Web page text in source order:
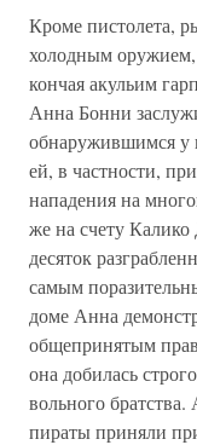
Кроме пистолета,
холодным оружием,
кончая акульим
Анна Бонни
обнаружившимся у
ей, в частности,
нападения на
же на счету
десяток
самым
доме Анна
общепринятым
она добилась
вольного
пираты приняли